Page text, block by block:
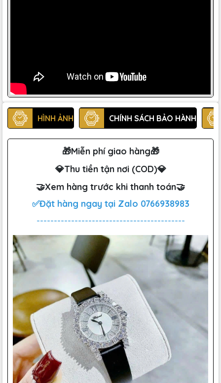
HÌNH ẢNH CHÍNH SÁCH BẢO HÀNH
🎁Miễn phí giao hàng🎁
💎Thu tiền tận nơi (COD)💎
🤝Xem hàng trước khi thanh toán🤝
✅Đặt hàng ngay tại Zalo 0766938983
-------------------------------------------